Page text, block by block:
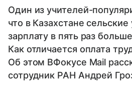
Один из учителей-
что в Казахстане
зарплату в пять раз
Как отличается оплата
Об этом ВФокусе Mail
сотрудник РАН Андрей